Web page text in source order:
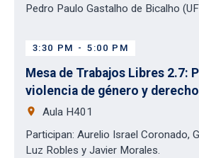
Pedro Paulo Gastalho de Bicalho
3:30 PM - 5:00 PM
Mesa de Trabajos Libres 2.7:
violencia de género y
place
Aula H401
Participan: Aurelio Israel Coronado,
Luz Robles y Javier Morales.